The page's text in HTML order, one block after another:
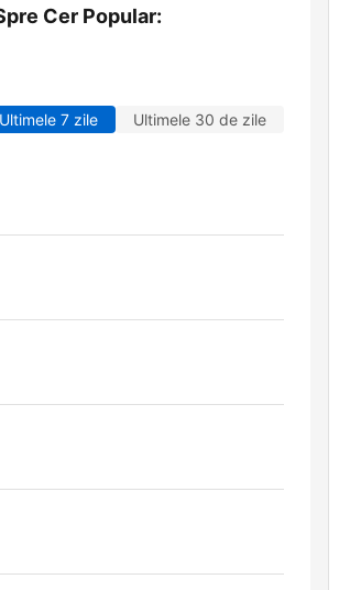
Cer Popular:
Ultimele 7 zile Ultimele 30 de zile